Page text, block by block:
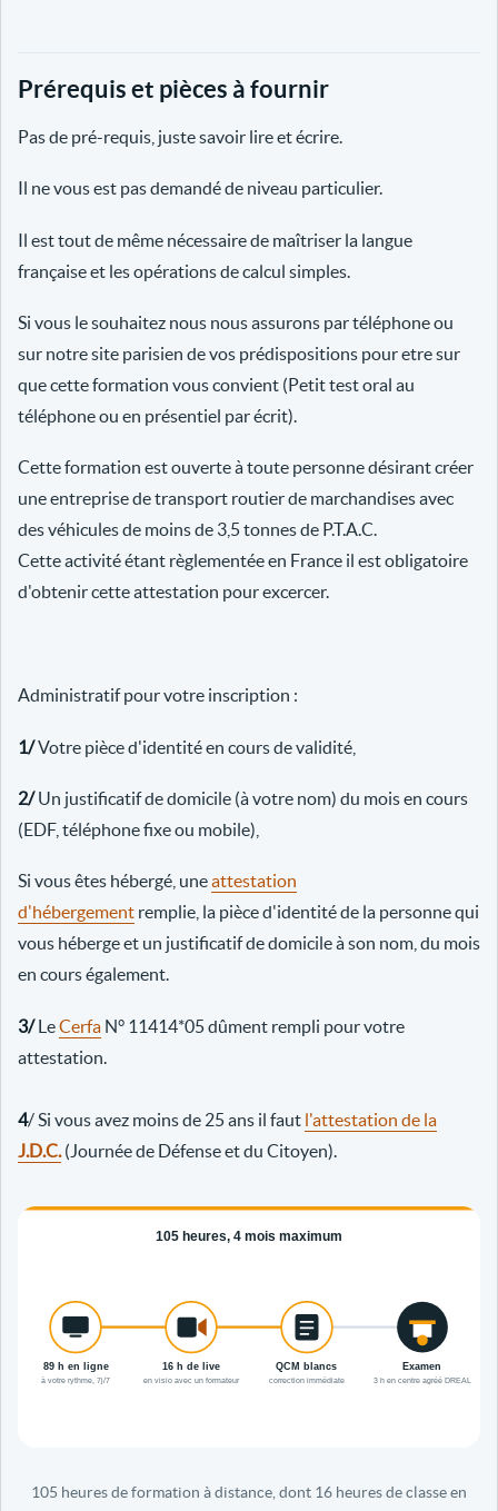
Prérequis et pièces à fournir
Pas de pré-requis, juste savoir lire et écrire.
Il ne vous est pas demandé de niveau particulier.
Il est tout de même nécessaire de maîtriser la langue
française et les opérations de calcul simples.
Si vous le souhaitez nous nous assurons par téléphone ou
sur notre site parisien de vos prédispositions pour etre sur
que cette formation vous convient (Petit test oral au
téléphone ou en présentiel par écrit).
Cette formation est ouverte à toute personne désirant créer
une entreprise de transport routier de marchandises avec
des véhicules de moins de 3,5 tonnes de P.T.A.C.
Cette activité étant règlementée en France il est obligatoire
d'obtenir cette attestation pour excercer.
Administratif pour votre inscription :
1/Votre pièce d'identité en cours de validité,
2/Un justificatif de domicile (à votre nom) du mois en cours
(EDF, téléphone fixe ou mobile),
Si vous êtes hébergé, uneattestation
d'hébergement remplie, la pièce d'identité de la personne qui
vous héberge et un justificatif de domicile à son nom, du mois
en cours également.
3/LeCerfa N° 11414*05 dûment rempli pour votre
attestation.
4/ Si vous avez moins de 25 ans il faut l'attestation de la
J.D.C.(Journée de Défense et du Citoyen).
105 heures de formation à distance, dont 16 heures de classe en